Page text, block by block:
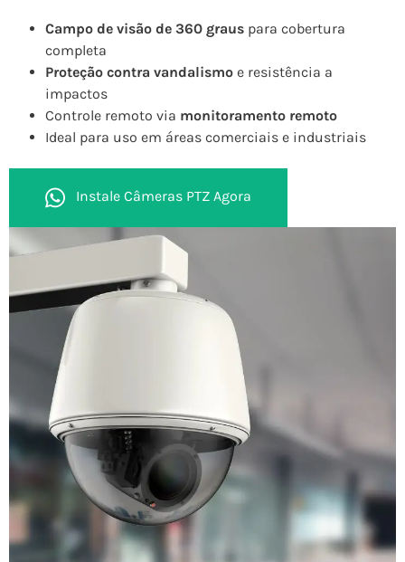
Campo de visão de 360 graus para cobertura
completa
Proteção contra vandalismo e resistência a
impactos
Controle remoto via monitoramento remoto
Ideal para uso em áreas comerciais e industriais
Instale Câmeras PTZ Agora